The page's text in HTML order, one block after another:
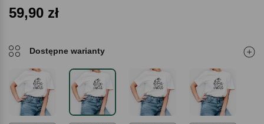
59,90 zł
Dostępne warianty